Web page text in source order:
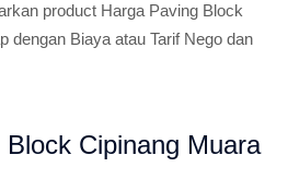
product Harga Paving Block
dengan Biaya atau Tarif Nego dan
Cipinang Muara